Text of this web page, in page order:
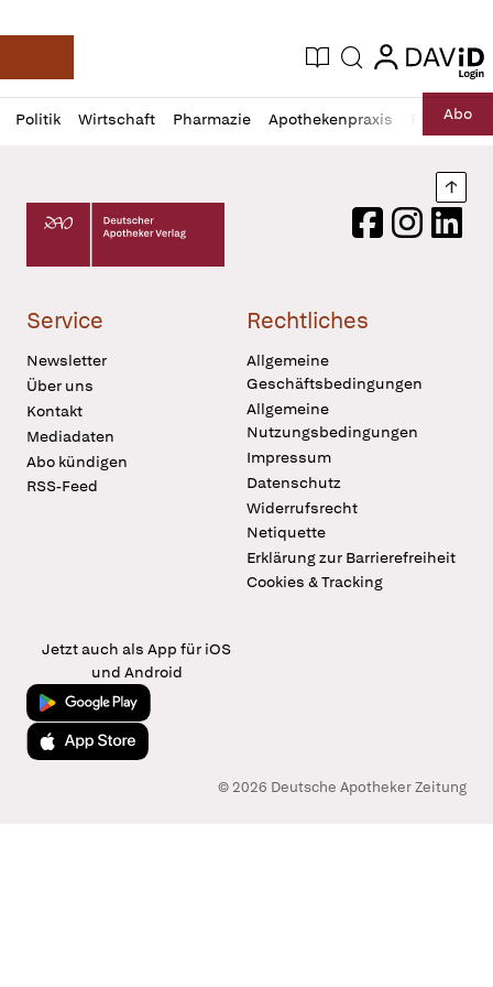
Deutsche Apotheker Zeitung
Aktuelle Ausgabe
Suche login
login
Politik Wirtschaft Pharmazie Apothekenpraxis RechtAbo
Profil
öffnen
Daz
Pur
Deutscher Apotheker Verlag Logo
FacebookInstagram
Service
Newsletter
Über uns
Kontakt
Mediadaten
Abo kündigen
RSS-Feed
Rechtliches
Allgemeine
Geschäftsbedingungen
Allgemeine
Nutzungsbedingungen
Impressum
Datenschutz
Widerrufsrecht
Netiquette
Erklärung zur Barrierefreiheit
Cookies & Tracking
Jetzt auch als App für iOS
und Android
Jetzt bei Google Play
Laden im App Store
© 2026 Deutsche Apotheker Zeitung